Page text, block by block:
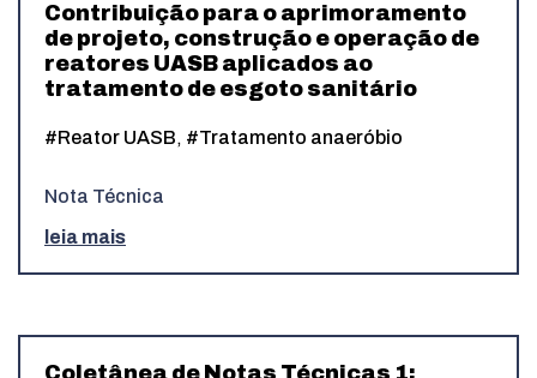
Contribuição para o aprimoramento
de projeto, construção e operação de
reatores UASB aplicados ao
tratamento de esgoto sanitário
#Reator UASB, #Tratamento anaeróbio
Nota Técnica
leia mais
Coletânea de Notas Técnicas 1: